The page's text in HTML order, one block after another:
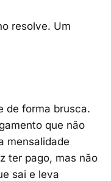
resolve. Um
de forma brusca.
que não
mensalidade
ter pago, mas não
sai e leva